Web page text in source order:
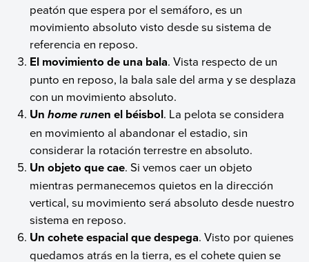
peatón que espera por el semáforo, es un
movimiento absoluto visto desde su sistema de
referencia en reposo.
El movimiento de una bala. Vista respecto de un
punto en reposo, la bala sale del arma y se desplaza
con un movimiento absoluto.
Unhome runen el béisbol. La pelota se considera
en movimiento al abandonar el estadio, sin
considerar la rotación terrestre en absoluto.
Un objeto que cae. Si vemos caer un objeto
mientras permanecemos quietos en la dirección
vertical, su movimiento será absoluto desde nuestro
sistema en reposo.
Un cohete espacial que despega. Visto por quienes
quedamos atrás en la tierra, es el cohete quien se